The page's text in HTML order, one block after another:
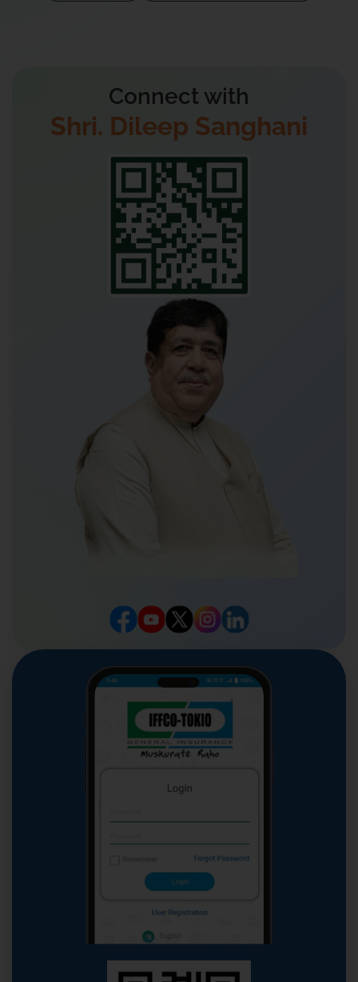
Connect with
Shri. Dileep Sanghani